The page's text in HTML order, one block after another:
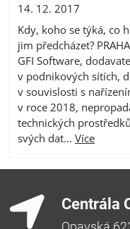
14. 12. 2017
Kdy, koho se týká, co
jim předcházet?
GFI Software,
v podnikových sítích,
v souvislosti s
v roce 2018,
technických
svých dat... Více
Centrála